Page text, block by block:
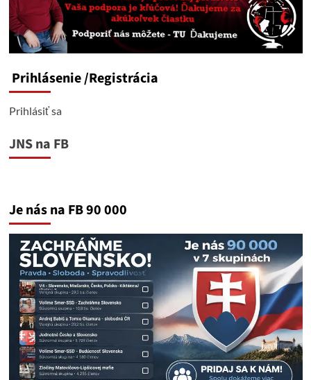
Prihlásenie/Registrácia
Prihlásiť sa
JNS na FB
Je nás na FB 90 000